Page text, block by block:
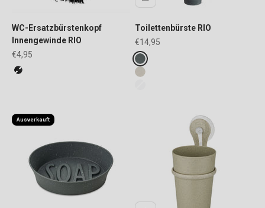
WC-Ersatzbürstenkopf
Innengewinde RIO
Angebot
€4,95
FARBE
cosmos black
Toilettenbürste RIO
Angebot
€14,95
Fake colours
ash grey
desert sand
Ausverkauft